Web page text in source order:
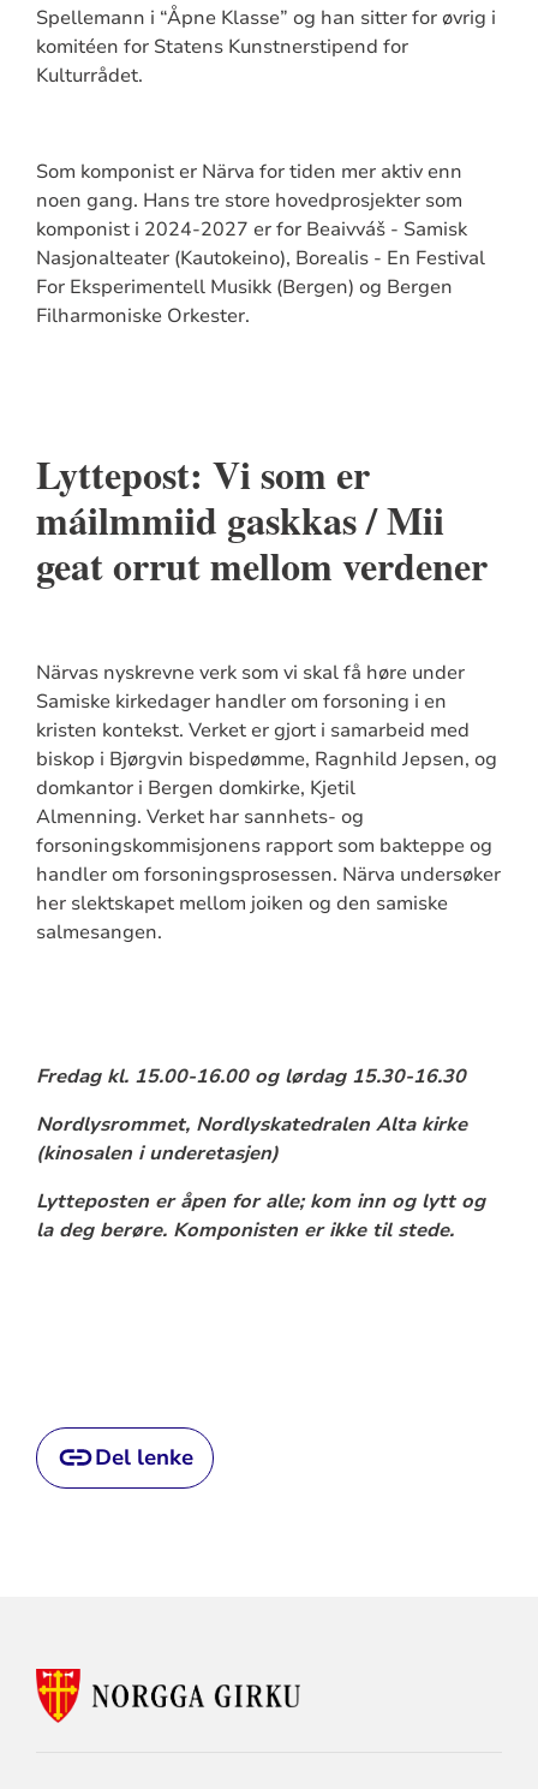
Spellemann i “Åpne Klasse” og han sitter for øvrig i
komitéen for Statens Kunstnerstipend for
Kulturrådet.
Som komponist er Närva for tiden mer aktiv enn
noen gang. Hans tre store hovedprosjekter som
komponist i 2024-2027 er for Beaivváš - Samisk
Nasjonalteater (Kautokeino), Borealis - En Festival
For Eksperimentell Musikk (Bergen) og Bergen
Filharmoniske Orkester.
Lyttepost: Vi som er
máilmmiid gaskkas / Mii
geat orrut mellom verdener
Närvas nyskrevne verk som vi skal få høre under
Samiske kirkedager handler om forsoning i en
kristen kontekst. Verket er gjort i samarbeid med
biskop i Bjørgvin bispedømme, Ragnhild Jepsen, og
domkantor i Bergen domkirke, Kjetil
Almenning. Verket har sannhets- og
forsoningskommisjonens rapport som bakteppe og
handler om forsoningsprosessen. Närva undersøker
her slektskapet mellom joiken og den samiske
salmesangen.
Fredag kl. 15.00-16.00 og lørdag 15.30-16.30
Nordlysrommet, Nordlyskatedralen Alta kirke
(kinosalen i underetasjen)
Lytteposten er åpen for alle; kom inn og lytt og
la deg berøre. Komponisten er ikke til stede.
Del lenke
KONTAKTINFORMASJON
FOR